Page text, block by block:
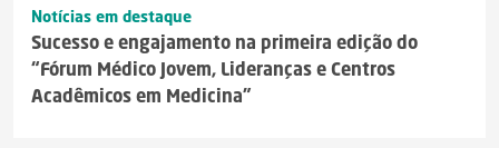
Notícias em destaque
Sucesso e engajamento na primeira edição do
“Fórum Médico Jovem, Lideranças e Centros
Acadêmicos em Medicina”